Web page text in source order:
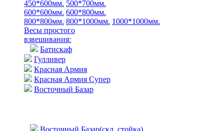
450*600мм. 500*700мм.
600*600мм. 600*800мм.
800*800мм. 800*1000мм. 1000*1000мм.
Весы простого
взвешивания:
Батискаф
Гулливер
Красная Армия
Красная Армия Супер
Восточный Базар
Восточный Базар(скл. стойка)